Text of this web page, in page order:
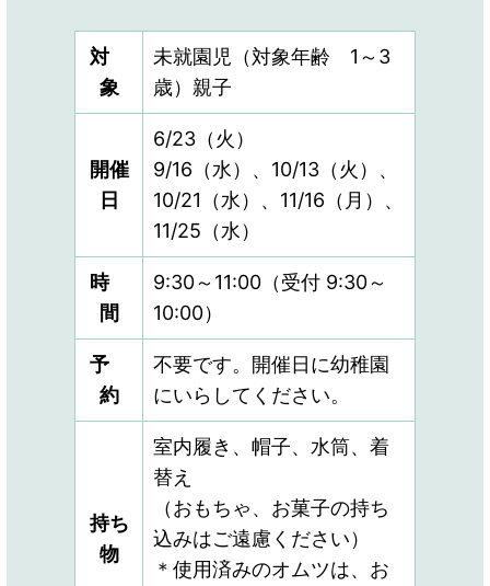
対
象
未就園児（対象年齢 1～3
歳）親子
開催
日
6/23（火）
9/16（水）、10/13（火）、
10/21（水）、11/16（月）、
11/25（水）
時
間
9:30～11:00（受付 9:30～
10:00）
予
約
不要です。開催日に幼稚園
にいらしてください。
持ち
物
室内履き、帽子、水筒、着
替え
（おもちゃ、お菓子の持ち
込みはご遠慮ください）
＊使用済みのオムツは、お